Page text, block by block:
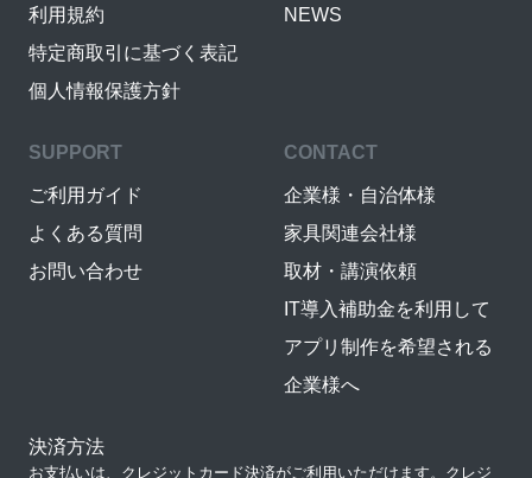
利用規約
特定商取引に基づく表記
個人情報保護方針
NEWS
SUPPORT
ご利用ガイド
よくある質問
お問い合わせ
CONTACT
企業様・自治体様
家具関連会社様
取材・講演依頼
IT導入補助金を利用して
アプリ制作を希望される
企業様へ
決済方法
お支払いは、クレジットカード決済がご利用いただけます。クレジ